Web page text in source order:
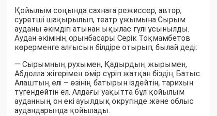
Қойылым соңында сахнаға режиссер, автор,
суретші шақырылып, театр ұжымына Сырым
ауданы әкімдігі атынан ықылас гүлі ұсынылды.
Аудан әкімінің орынбасары Серік Тоқмамбетов
көрерменге алғысын білдіре отырып, былай деді:
— Сырымның рухымен, Қадырдың жырымен,
Абдолла жігерімен өмір сүріп жатқан біздің Батыс
Алаштың елі – өзінің батырын іздейтін, тарихын
түгендейтін ел. Алдағы уақытта бұл қойылым
ауданның он екі ауылдық округінде және облыс
аудандарында қойылады.